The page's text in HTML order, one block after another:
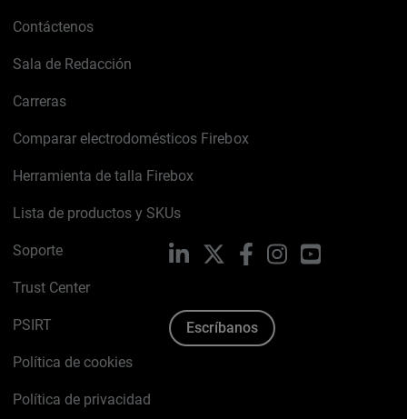
Contáctenos
Sala de Redacción
Carreras
Comparar electrodomésticos Firebox
Herramienta de talla Firebox
Lista de productos y SKUs
Soporte
Trust Center
PSIRT
Política de cookies
Política de privacidad
LinkedIn FacebookInstagramYouTube
Escríbanos